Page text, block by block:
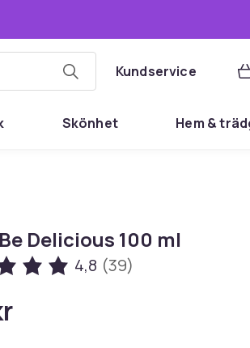
Kundservice
Skönhet Hem &
Delicious 100 ml
4,8 (39)